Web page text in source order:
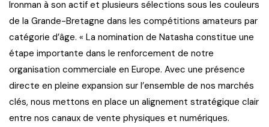
Ironman à son actif et plusieurs sélections sous les couleurs
de la Grande-Bretagne dans les compétitions amateurs par
catégorie d’âge. « La nomination de Natasha constitue une
étape importante dans le renforcement de notre
organisation commerciale en Europe. Avec une présence
directe en pleine expansion sur l’ensemble de nos marchés
clés, nous mettons en place un alignement stratégique clair
entre nos canaux de vente physiques et numériques.